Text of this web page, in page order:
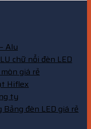
Alu
chữ nổi đèn LED
giá rẻ
Hiflex
ty
đèn LED giá rẻ